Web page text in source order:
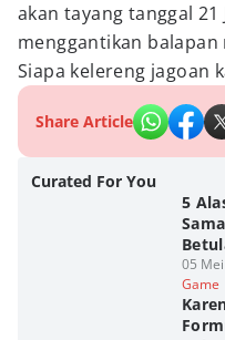
akan tayang tanggal
menggantikan
Siapa kelereng jagoan
Share Article
Curated For You
5
05
Game